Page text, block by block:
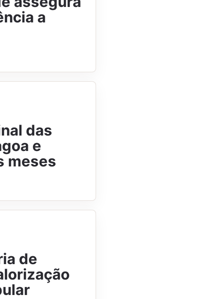
a
das
e
meses
de